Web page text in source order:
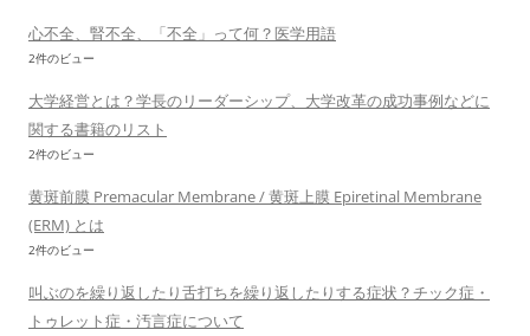
心不全、腎不全、「不全」って何？医学用語
2件のビュー
大学経営とは？学長のリーダーシップ、大学改革の成功事例などに
関する書籍のリスト
2件のビュー
黄斑前膜 Premacular Membrane / 黄斑上膜 Epiretinal Membrane
(ERM) とは
2件のビュー
叫ぶのを繰り返したり舌打ちを繰り返したりする症状？チック症・
トゥレット症・汚言症について